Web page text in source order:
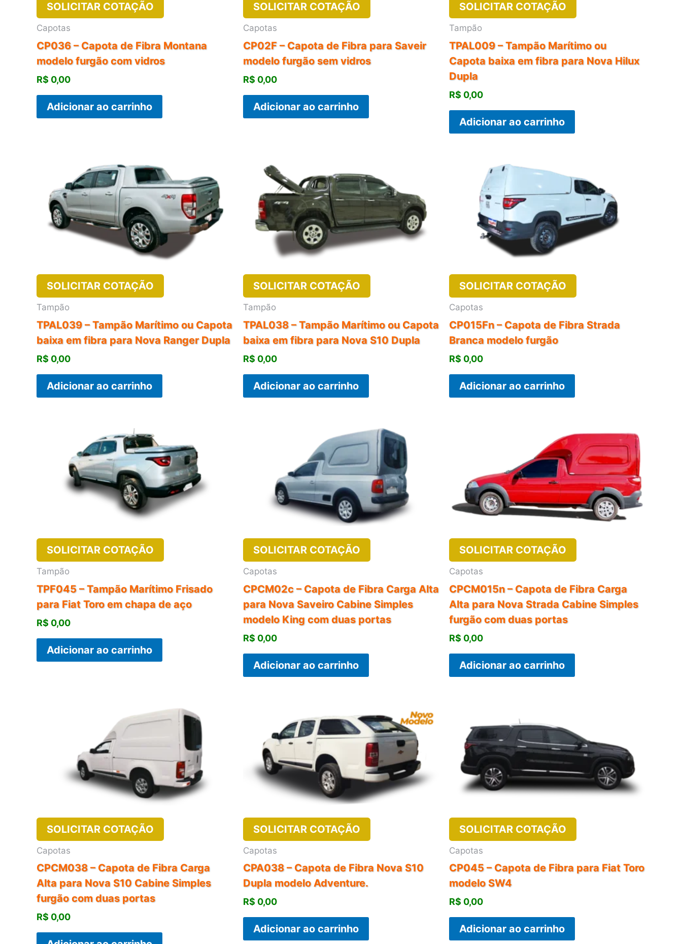
SOLICITAR COTAÇÃO
Capotas
CP036 – Capota de Fibra Montana
modelo furgão com vidros
R$ 0,00
Adicionar ao carrinho
SOLICITAR COTAÇÃO
Capotas
CP02F – Capota de Fibra para Saveir
modelo furgão sem vidros
R$ 0,00
Adicionar ao carrinho
SOLICITAR COTAÇÃO
Tampão
TPAL009 – Tampão Marítimo ou
Capota baixa em fibra para Nova Hilux
Dupla
R$ 0,00
Adicionar ao carrinho
SOLICITAR COTAÇÃO
Tampão
TPAL039 – Tampão Marítimo ou Capota
baixa em fibra para Nova Ranger Dupla
R$ 0,00
Adicionar ao carrinho
SOLICITAR COTAÇÃO
Tampão
TPAL038 – Tampão Marítimo ou Capota
baixa em fibra para Nova S10 Dupla
R$ 0,00
Adicionar ao carrinho
SOLICITAR COTAÇÃO
Capotas
CP015Fn – Capota de Fibra Strada
Branca modelo furgão
R$ 0,00
Adicionar ao carrinho
SOLICITAR COTAÇÃO
Tampão
TPF045 – Tampão Marítimo Frisado
para Fiat Toro em chapa de aço
R$ 0,00
Adicionar ao carrinho
SOLICITAR COTAÇÃO
Capotas
CPCM02c – Capota de Fibra Carga Alta
para Nova Saveiro Cabine Simples
modelo King com duas portas
R$ 0,00
Adicionar ao carrinho
SOLICITAR COTAÇÃO
Capotas
CPCM015n – Capota de Fibra Carga
Alta para Nova Strada Cabine Simples
furgão com duas portas
R$ 0,00
Adicionar ao carrinho
SOLICITAR COTAÇÃO
Capotas
CPCM038 – Capota de Fibra Carga
Alta para Nova S10 Cabine Simples
furgão com duas portas
R$ 0,00
SOLICITAR COTAÇÃO
Capotas
CPA038 – Capota de Fibra Nova S10
Dupla modelo Adventure.
R$ 0,00
Adicionar ao carrinho
SOLICITAR COTAÇÃO
Capotas
CP045 – Capota de Fibra para Fiat Toro
modelo SW4
R$ 0,00
Adicionar ao carrinho